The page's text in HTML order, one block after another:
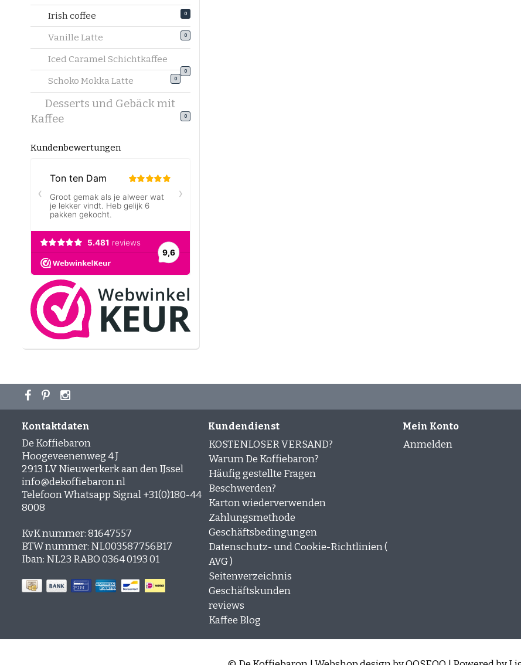
Irish coffee 0
Vanille Latte 0
Iced Caramel Schichtkaffee
0
Schoko Mokka Latte 0
Desserts und Gebäck mit
Kaffee
0
Kundenbewertungen
Kontaktdaten
De Koffiebaron
Hoogeveenenweg 4 J
2913 LV Nieuwerkerk aan den IJssel
info@dekoffiebaron.nl
Telefoon Whatsapp Signal +31(0)180-44
8008
KvK nummer: 81647557
BTW nummer: NL003587756B17
Iban: NL23 RABO 0364 0193 01
Kundendienst
KOSTENLOSER VERSAND?
Warum De Koffiebaron?
Häufig gestellte Fragen
Beschwerden?
Karton wiederverwenden
Zahlungsmethode
Geschäftsbedingungen
Datenschutz- und Cookie-Richtlinien (
AVG )
Seitenverzeichnis
Geschäftskunden
reviews
Kaffee Blog
Mein Konto
Anmelden